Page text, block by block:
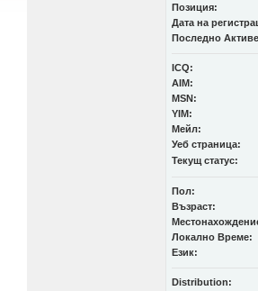
Позиция:
Дата на
Последно
ICQ:
AIM:
MSN:
YIM:
Мейл:
Уеб страница:
Текущ статус:
Пол:
Възраст:
Локално Време:
Език:
Distribution: